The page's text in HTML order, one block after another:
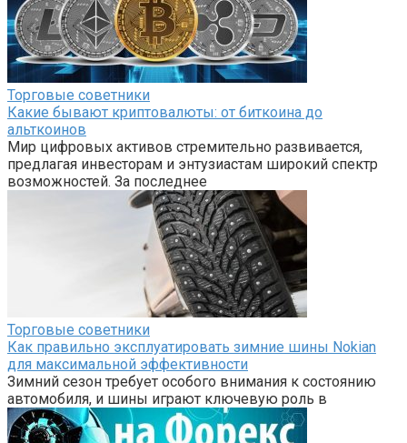
Торговые советники
Какие бывают криптовалюты: от биткоина до
альткоинов
Мир цифровых активов стремительно развивается,
предлагая инвесторам и энтузиастам широкий спектр
возможностей. За последнее
Торговые советники
Как правильно эксплуатировать зимние шины Nokian
для максимальной эффективности
Зимний сезон требует особого внимания к состоянию
автомобиля, и шины играют ключевую роль в